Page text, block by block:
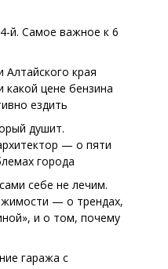
й. Самое важное к 6
Алтайского края
какой цене бензина
ездить
душит.
— о пяти
города
себе не лечим.
— о трендах,
и о том, почему
гаража с